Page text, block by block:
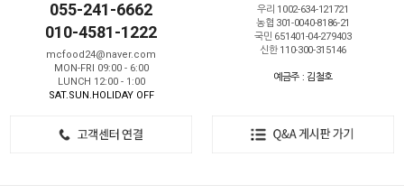
055-241-6662
010-4581-1222
mcfood24@naver.com
MON-FRI 09:00 - 6:00
LUNCH 12:00 - 1:00
SAT.SUN.HOLIDAY OFF
우리 1002-634-121721
농협 301-0040-8186-21
국민 651401-04-279403
신한 110-300-315146
예금주 : 김철호